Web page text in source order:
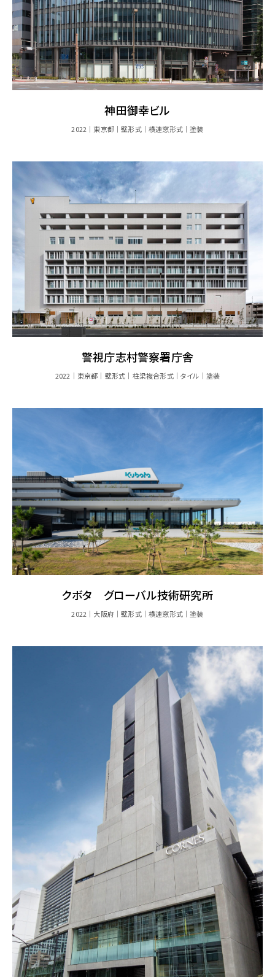
神田御幸ビル
2022 東京都 壁形式 横連窓形式 塗装
警視庁志村警察署庁舎
2022 東京都 壁形式 柱梁複合形式 タイル 塗装
クボタ グローバル技術研究所
2022 大阪府 壁形式 横連窓形式 塗装